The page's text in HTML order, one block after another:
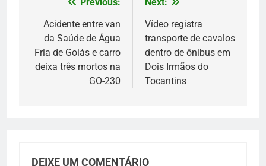
Navegação
de
Post
Acidente entre van
da Saúde de Água
Fria de Goiás e carro
deixa três mortos na
GO-230
Vídeo registra
transporte de cavalos
dentro de ônibus em
Dois Irmãos do
Tocantins
DEIXE UM COMENTÁRIO